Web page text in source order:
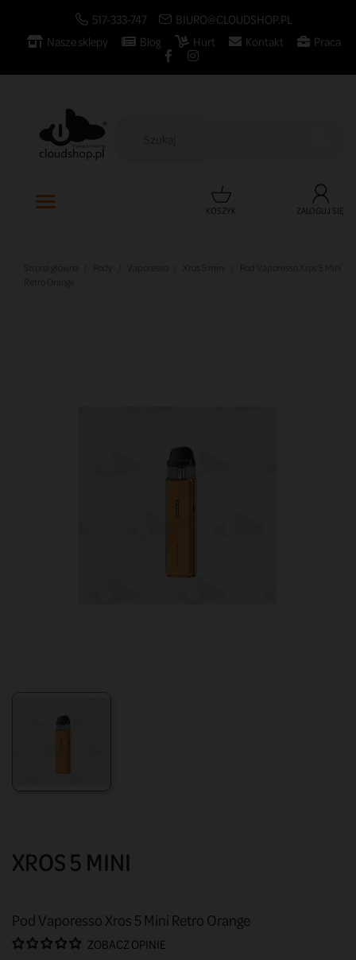
517-333-747
BIURO@CLOUDSHOP.PL
Nasze sklepy
Blog Hurt Kontakt Praca
KOSZYK ZALOGUJ SIĘ
XROS 5 MINI
Pod Vaporesso Xros 5 Mini Retro Orange
ZOBACZ OPINIE